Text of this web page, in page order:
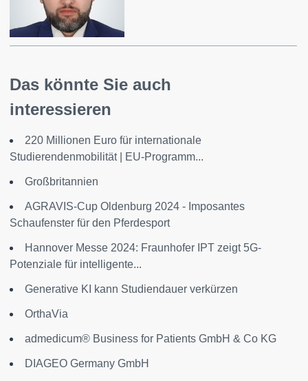
Das könnte Sie auch
interessieren
​220 Millionen Euro für internationale
Studierendenmobilität | EU-Programm...
Großbritannien
AGRAVIS-Cup Oldenburg 2024 - Imposantes
Schaufenster für den Pferdesport
Hannover Messe 2024: Fraunhofer IPT zeigt 5G-
Potenziale für intelligente...
Generative KI kann Studiendauer verkürzen
OrthaVia
admedicum® Business for Patients GmbH & Co KG
DIAGEO Germany GmbH